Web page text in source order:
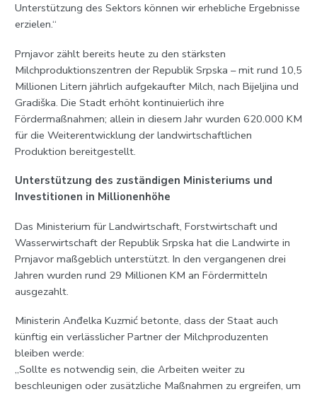
Unterstützung des Sektors können wir erhebliche Ergebnisse
erzielen.“
Prnjavor zählt bereits heute zu den stärksten
Milchproduktionszentren der Republik Srpska – mit rund 10,5
Millionen Litern jährlich aufgekaufter Milch, nach Bijeljina und
Gradiška. Die Stadt erhöht kontinuierlich ihre
Fördermaßnahmen; allein in diesem Jahr wurden 620.000 KM
für die Weiterentwicklung der landwirtschaftlichen
Produktion bereitgestellt.
Unterstützung des zuständigen Ministeriums und
Investitionen in Millionenhöhe
Das Ministerium für Landwirtschaft, Forstwirtschaft und
Wasserwirtschaft der Republik Srpska hat die Landwirte in
Prnjavor maßgeblich unterstützt. In den vergangenen drei
Jahren wurden rund 29 Millionen KM an Fördermitteln
ausgezahlt.
Ministerin Anđelka Kuzmić betonte, dass der Staat auch
künftig ein verlässlicher Partner der Milchproduzenten
bleiben werde:
„Sollte es notwendig sein, die Arbeiten weiter zu
beschleunigen oder zusätzliche Maßnahmen zu ergreifen, um